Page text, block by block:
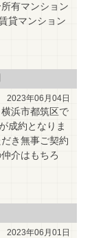
有マンション
貸マンション
2023年06月04日
浜市都筑区で
成約となりま
き無事ご契約
介はもちろ
2023年06月01日